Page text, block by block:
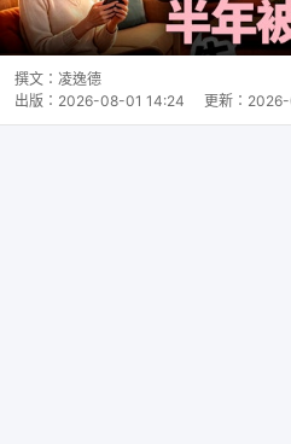
撰文： 凌逸德
出版： 2026-08-01 14:24 更新：